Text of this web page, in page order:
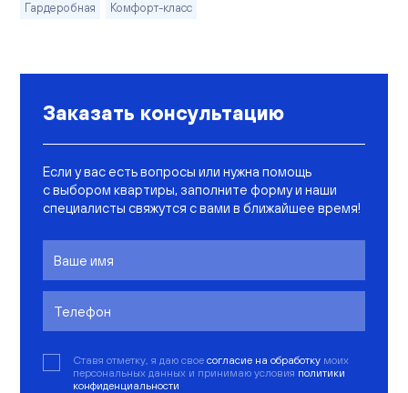
Гардеробная Комфорт-класс
Заказать консультацию
Если у вас есть вопросы или нужна помощь
с выбором квартиры, заполните форму и наши
специалисты свяжутся с вами в ближайшее время!
Ставя отметку, я даю свое согласие на обработку моих
персональных данных и принимаю условия политики
конфиденциальности